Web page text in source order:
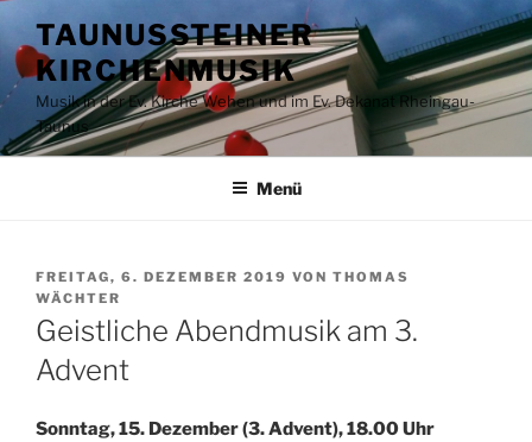
Inhalt
springen
TAUNUSSTEINER
KIRCHENMUSIK
Musik in der Ev. Kirche Wehen und im Ev. Dekanat Rheingau-
Taunus
Menü
VERÖFFENTLICHT
AM
FREITAG, 6. DEZEMBER 2019 VON THOMAS
WÄCHTER
Geistliche Abendmusik am 3.
Advent
Sonntag, 15. Dezember (3. Advent), 18.00 Uhr